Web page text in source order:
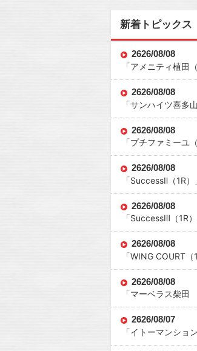
新着トピックス
2626/08/08
「アメニティ植田
2626/08/08
「サンハイツ喜多山
2626/08/08
「プチファミーユ
2626/08/08
「SuccessⅡ （1R
2626/08/08
「SuccessⅢ （1R
2626/08/08
「WING COURT
2626/08/08
「マーベラス柴田
2626/08/07
「イトーマンション